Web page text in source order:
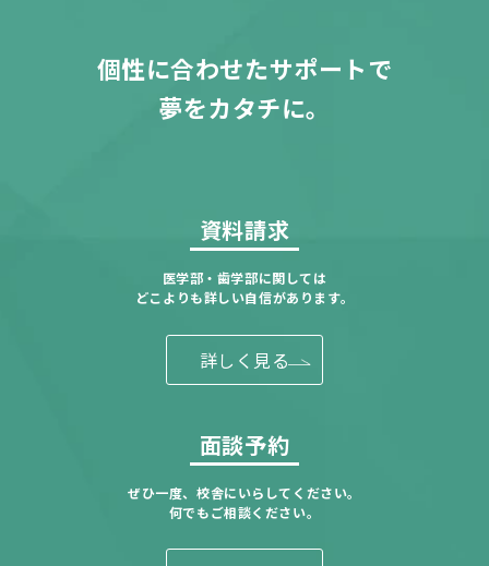
個性に合わせたサポートで
夢をカタチに。
資料請求
医学部・歯学部に関しては
どこよりも詳しい自信があります。
詳しく見る
面談予約
ぜひ一度、校舎にいらしてください。
何でもご相談ください。